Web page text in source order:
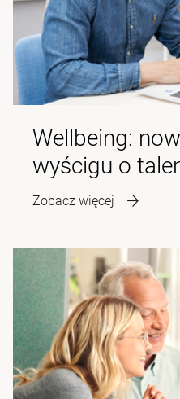
Wellbeing:
wyścigu o
Zobacz więcej